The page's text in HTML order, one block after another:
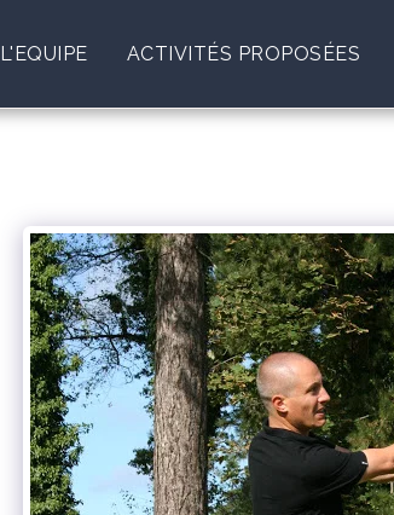
L'EQUIPE ACTIVITÉS PROPOSÉES